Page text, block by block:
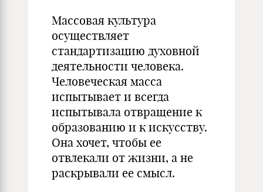
Массовая культура
осуществляет
стандартизацию духовной
деятельности человека.
Человеческая масса
испытывает и всегда
испытывала отвращение к
образованию и к искусству.
Она хочет, чтобы ее
отвлекали от жизни, а не
раскрывали ее смысл.